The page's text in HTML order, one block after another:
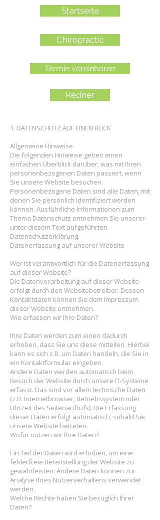
Startseite
Chiropractic
Termin vereinbaren
Redner
1. DATENSCHUTZ AUF EINEN BLICK
Allgemeine Hinweise
Die folgenden Hinweise geben einen
einfachen Überblick darüber, was mit Ihren
personenbezogenen Daten passiert, wenn
Sie unsere Website besuchen.
Personenbezogene Daten sind alle Daten, mit
denen Sie persönlich identifiziert werden
können. Ausführliche Informationen zum
Thema Datenschutz entnehmen Sie unserer
unter diesem Text aufgeführten
Datenschutzerklärung.
Datenerfassung auf unserer Website
Wer ist verantwortlich für die Datenerfassung
auf dieser Website?
Die Datenverarbeitung auf dieser Website
erfolgt durch den Websitebetreiber. Dessen
Kontaktdaten können Sie dem Impressum
dieser Website entnehmen.
Wie erfassen wir Ihre Daten?
Ihre Daten werden zum einen dadurch
erhoben, dass Sie uns diese mitteilen. Hierbei
kann es sich z.B. um Daten handeln, die Sie in
ein Kontaktformular eingeben.
Andere Daten werden automatisch beim
Besuch der Website durch unsere IT-Systeme
erfasst. Das sind vor allem technische Daten
(z.B. Internetbrowser, Betriebssystem oder
Uhrzeit des Seitenaufrufs). Die Erfassung
dieser Daten erfolgt automatisch, sobald Sie
unsere Website betreten.
Wofür nutzen wir Ihre Daten?
Ein Teil der Daten wird erhoben, um eine
fehlerfreie Bereitstellung der Website zu
gewährleisten. Andere Daten können zur
Analyse Ihres Nutzerverhaltens verwendet
werden.
Welche Rechte haben Sie bezüglich Ihrer
Daten?